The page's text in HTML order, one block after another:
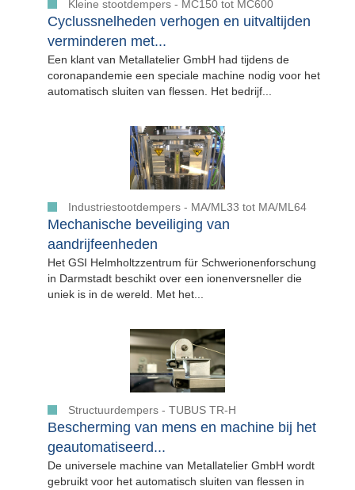
Kleine stootdempers - MC150 tot MC600
Cyclussnelheden verhogen en uitvaltijden
verminderen met...
Een klant van Metallatelier GmbH had tijdens de
coronapandemie een speciale machine nodig voor het
automatisch sluiten van flessen. Het bedrijf...
Industriestootdempers - MA/ML33 tot MA/ML64
Mechanische beveiliging van
aandrijfeenheden
Het GSI Helmholtzzentrum für Schwerionenforschung
in Darmstadt beschikt over een ionenversneller die
uniek is in de wereld. Met het...
Structuurdempers - TUBUS TR-H
Bescherming van mens en machine bij het
geautomatiseerd...
De universele machine van Metallatelier GmbH wordt
gebruikt voor het automatisch sluiten van flessen in